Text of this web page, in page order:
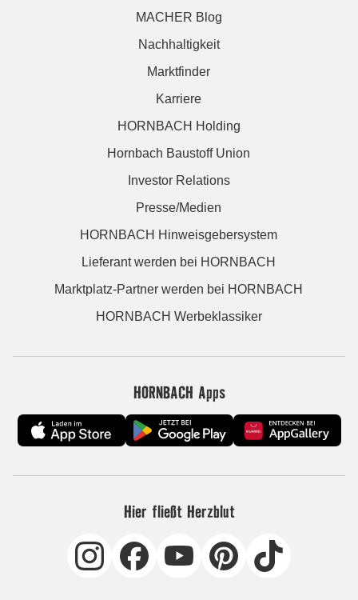
MACHER Blog
Nachhaltigkeit
Marktfinder
Karriere
HORNBACH Holding
Hornbach Baustoff Union
Investor Relations
Presse/Medien
HORNBACH Hinweisgebersystem
Lieferant werden bei HORNBACH
Marktplatz-Partner werden bei HORNBACH
HORNBACH Werbeklassiker
HORNBACH Apps
Hier fließt Herzblut